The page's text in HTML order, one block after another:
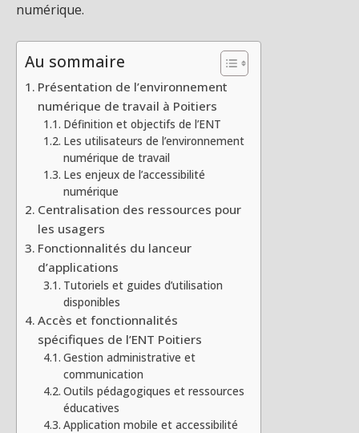
numérique.
Au sommaire
Présentation de l’environnement
numérique de travail à Poitiers
Définition et objectifs de l’ENT
Les utilisateurs de l’environnement
numérique de travail
Les enjeux de l’accessibilité
numérique
Centralisation des ressources pour
les usagers
Fonctionnalités du lanceur
d’applications
Tutoriels et guides d’utilisation
disponibles
Accès et fonctionnalités
spécifiques de l’ENT Poitiers
Gestion administrative et
communication
Outils pédagogiques et ressources
éducatives
Application mobile et accessibilité